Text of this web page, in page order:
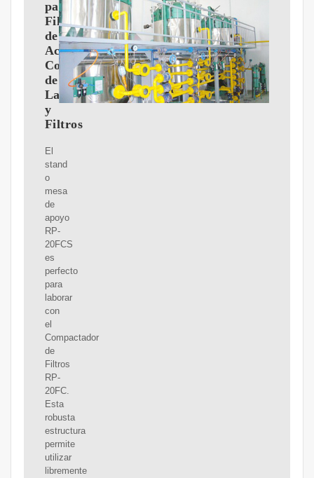
para
Filtros
de
Aceite-
Compactador
de
Latas
y
Filtros
El
stand
o
mesa
de
apoyo
RP-
20FCS
es
perfecto
para
laborar
con
el
Compactador
de
Filtros
RP-
20FC.
Esta
robusta
estructura
permite
utilizar
libremente